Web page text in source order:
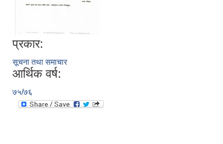
प्रकार:
सूचना तथा समाचार
आर्थिक वर्ष:
७५/७६